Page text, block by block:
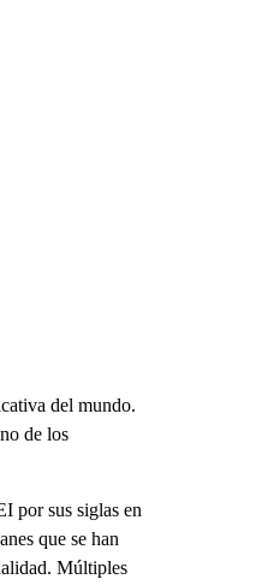
del mundo.
de los
por sus siglas en
que se han
Múltiples